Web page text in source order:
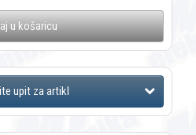
u košaricu